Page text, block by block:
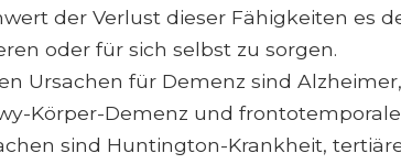
der Verlust dieser Fähigkeiten es
oder für sich selbst zu sorgen.
Ursachen für Demenz sind
Körper-Demenz und
sind Huntington-Krankheit,